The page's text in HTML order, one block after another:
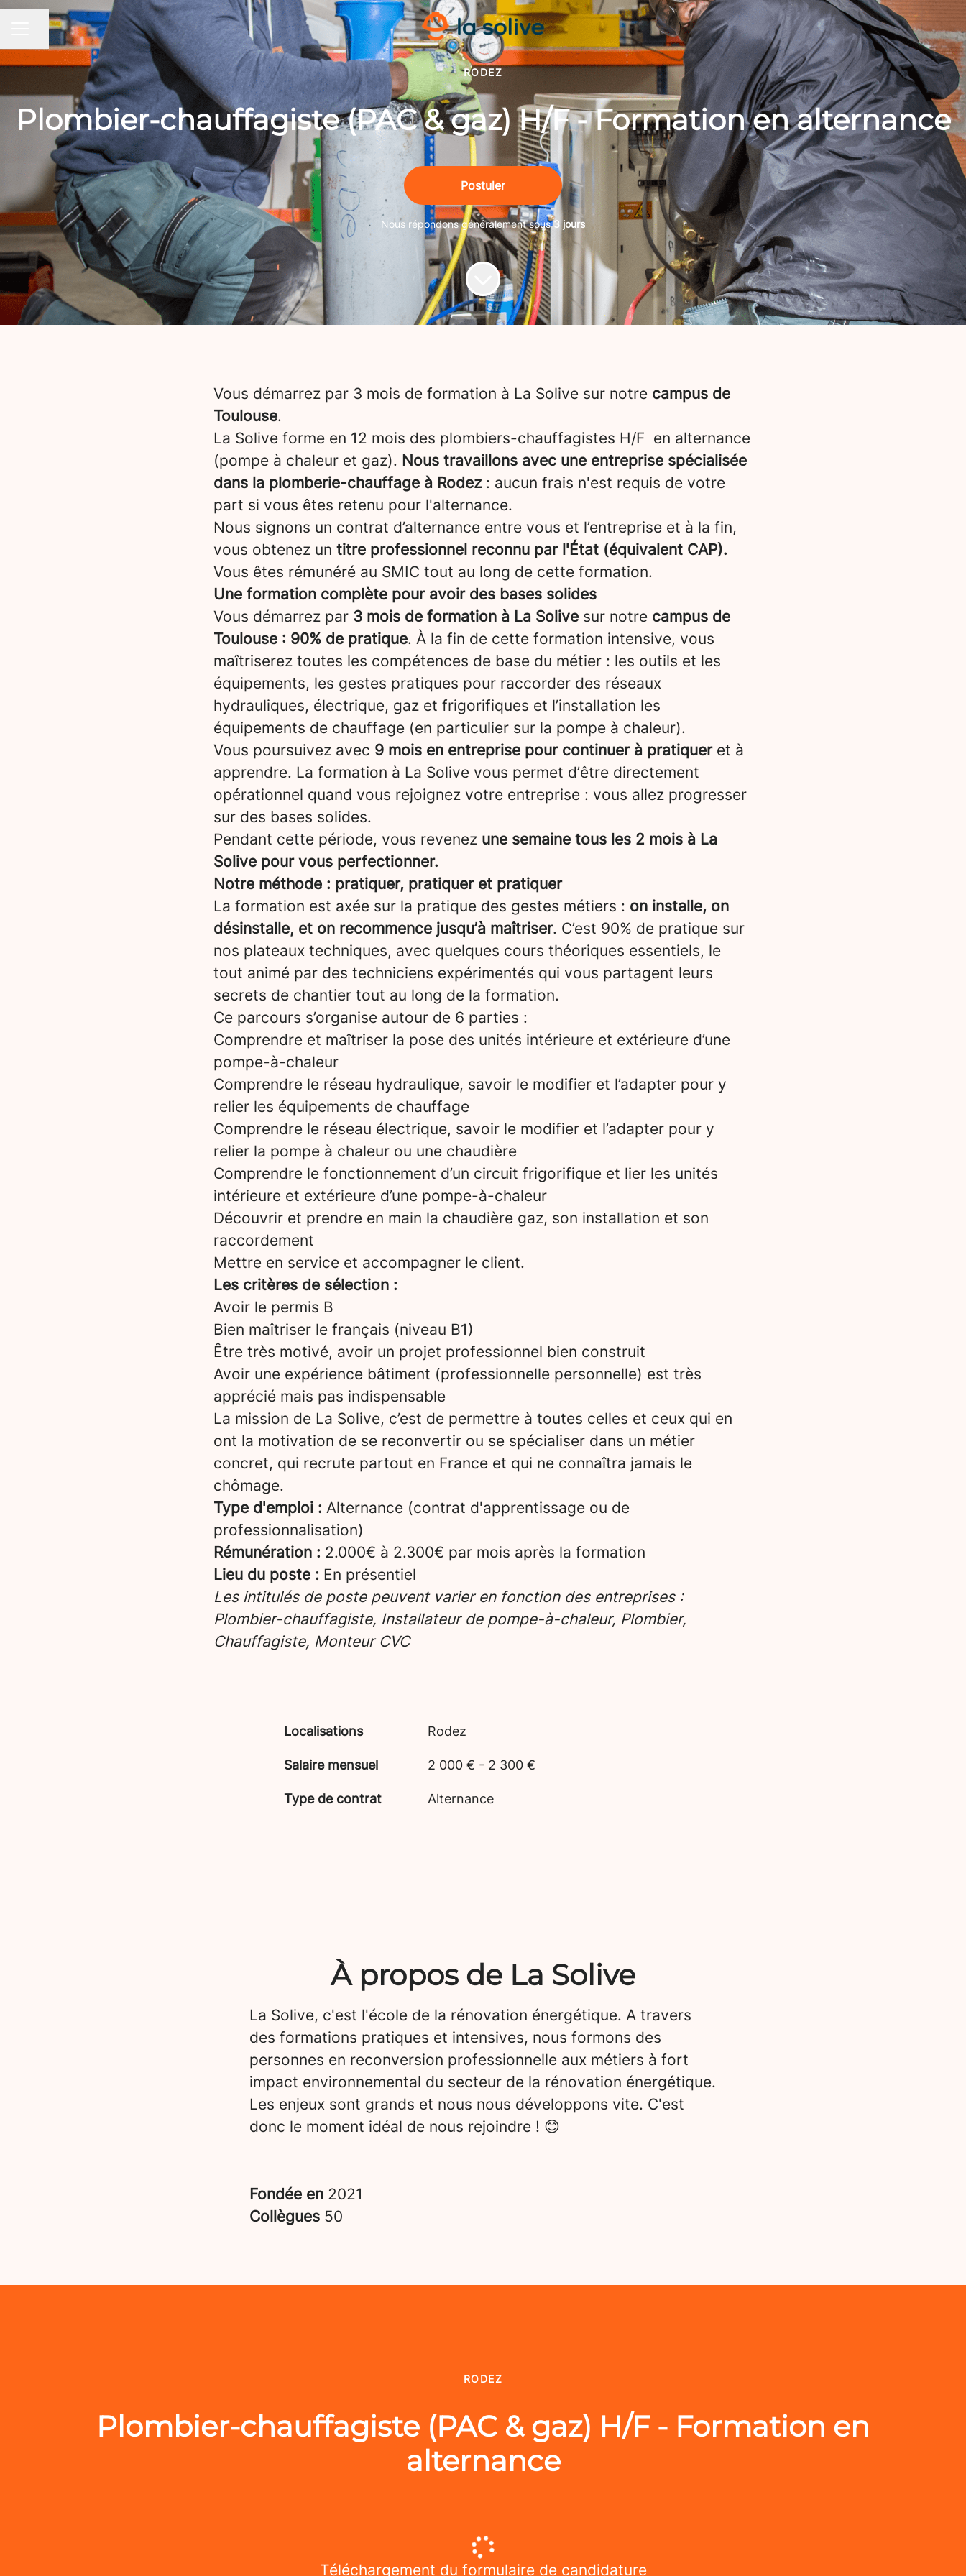
MENU CARRIÈRE
Partager la page
RODEZ
Plombier-chauffagiste (PAC & gaz) H/F - Formation en alternance
Postuler
Nous répondons généralement sous3 jours
Vous démarrez par 3 mois de formation à La Solive sur notre campus de
Toulouse.
La Solive forme en 12 mois des plombiers-chauffagistes H/F en alternance
(pompe à chaleur et gaz). Nous travaillons avec une entreprise spécialisée
dans la plomberie-chauffage à Rodez: aucun frais n'est requis de votre
part si vous êtes retenu pour l'alternance.
Nous signons un contrat d’alternance entre vous et l’entreprise et à la fin,
vous obtenez un titre professionnel reconnu par l'État (équivalent CAP).
Vous êtes rémunéré au SMIC tout au long de cette formation.
Une formation complète pour avoir des bases solides
Vous démarrez par 3 mois de formation à La Solive sur notre campus de
Toulouse : 90% de pratique. À la fin de cette formation intensive, vous
maîtriserez toutes les compétences de base du métier : les outils et les
équipements, les gestes pratiques pour raccorder des réseaux
hydrauliques, électrique, gaz et frigorifiques et l’installation les
équipements de chauffage (en particulier sur la pompe à chaleur).
Vous poursuivez avec 9 mois en entreprise pour continuer à pratiqueret à
apprendre. La formation à La Solive vous permet d’être directement
opérationnel quand vous rejoignez votre entreprise : vous allez progresser
sur des bases solides.
Pendant cette période, vous revenez une semaine tous les 2 mois à La
Solive pour vous perfectionner.
Notre méthode : pratiquer, pratiquer et pratiquer
La formation est axée sur la pratique des gestes métiers : on installe, on
désinstalle, et on recommence jusqu’à maîtriser. C’est 90% de pratique sur
nos plateaux techniques, avec quelques cours théoriques essentiels, le
tout animé par des techniciens expérimentés qui vous partagent leurs
secrets de chantier tout au long de la formation.
Ce parcours s’organise autour de 6 parties :
Comprendre et maîtriser la pose des unités intérieure et extérieure d’une
pompe-à-chaleur
Comprendre le réseau hydraulique, savoir le modifier et l’adapter pour y
relier les équipements de chauffage
Comprendre le réseau électrique, savoir le modifier et l’adapter pour y
relier la pompe à chaleur ou une chaudière
Comprendre le fonctionnement d’un circuit frigorifique et lier les unités
intérieure et extérieure d’une pompe-à-chaleur
Découvrir et prendre en main la chaudière gaz, son installation et son
raccordement
Mettre en service et accompagner le client.
Les critères de sélection :
Avoir le permis B
Bien maîtriser le français (niveau B1)
Être très motivé, avoir un projet professionnel bien construit
Avoir une expérience bâtiment (professionnelle personnelle) est très
apprécié mais pas indispensable
La mission de La Solive, c’est de permettre à toutes celles et ceux qui en
ont la motivation de se reconvertir ou se spécialiser dans un métier
concret, qui recrute partout en France et qui ne connaîtra jamais le
chômage.
Type d'emploi : Alternance (contrat d'apprentissage ou de
professionnalisation)
Rémunération : 2.000€ à 2.300€ par mois après la formation
Lieu du poste : En présentiel
Les intitulés de poste peuvent varier en fonction des entreprises :
Plombier-chauffagiste, Installateur de pompe-à-chaleur, Plombier,
Chauffagiste, Monteur CVC
Localisations Rodez
Salaire mensuel 2 000 € - 2 300 €
Type de contrat Alternance
À propos de La Solive
La Solive, c'est l'école de la rénovation énergétique. A travers
des formations pratiques et intensives, nous formons des
personnes en reconversion professionnelle aux métiers à fort
impact environnemental du secteur de la rénovation énergétique.
Les enjeux sont grands et nous nous développons vite. C'est
donc le moment idéal de nous rejoindre ! 😊
Fondée en 2021
Collègues 50
RODEZ
Plombier-chauffagiste (PAC & gaz) H/F - Formation en
alternance
Téléchargement du formulaire de candidature